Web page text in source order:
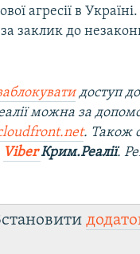
агресії в
заклик до
доступ
можна за
. Також
ViberКрим.Реалії.